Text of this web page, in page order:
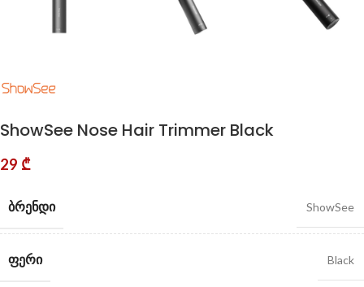
ShowSee Nose Hair Trimmer Black
29 ₾
ᲑᲠᲔᲜᲓᲘ ShowSee
ᲤᲔᲠᲘ Black